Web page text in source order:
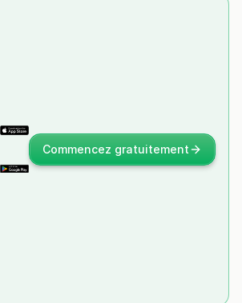
Commencez gratuitement